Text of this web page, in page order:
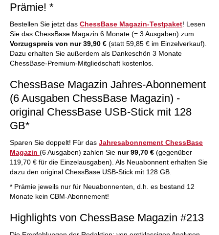
Prämie! *
Bestellen Sie jetzt das ChessBase Magazin-Testpaket! Lesen
Sie das ChessBase Magazin 6 Monate (= 3 Ausgaben) zum
Vorzugspreis von nur 39,90 € (statt 59,85 € im Einzelverkauf).
Dazu erhalten Sie außerdem als Dankeschön 3 Monate
ChessBase-Premium-Mitgliedschaft kostenlos.
ChessBase Magazin Jahres-Abonnement
(6 Ausgaben ChessBase Magazin) -
original ChessBase USB-Stick mit 128
GB*
Sparen Sie doppelt! Für das Jahresabonnement ChessBase
Magazin (6 Ausgaben) zahlen Sie nur 99,70 € (gegenüber
119,70 € für die Einzelausgaben). Als Neuabonnent erhalten Sie
dazu den original ChessBase USB-Stick mit 128 GB.
* Prämie jeweils nur für Neuabonnenten, d.h. es bestand 12
Monate kein CBM-Abonnement!
Highlights von ChessBase Magazin #213